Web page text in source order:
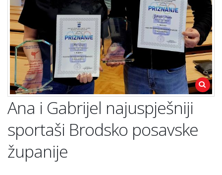
Ana i Gabrijel najuspješniji
sportaši Brodsko posavske
županije